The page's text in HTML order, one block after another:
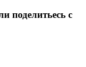
поделитьесь с